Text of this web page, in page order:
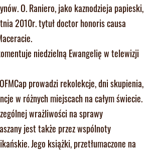
O. Raniero, jako kaznodzieja papieski,
2010r. tytuł doctor honoris causa
niedzielną Ewangelię w telewizji
prowadzi rekolekcje, dni skupienia,
w różnych miejscach na całym świecie.
wrażliwości na sprawy
jest także przez wspólnoty
Jego książki, przetłumaczone na